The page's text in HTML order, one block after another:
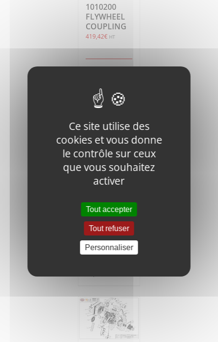
1010200
FLYWHEEL
COUPLING
419,42€ HT
panier
RM1200D-
16292-72941
OUTLET
PIPE
168,56€ HT
Ajouter Détails
Ce site utilise des
cookies et vous donne
le contrôle sur ceux
que vous souhaitez
activer
Tout accepter
Tout refuser
Personnaliser